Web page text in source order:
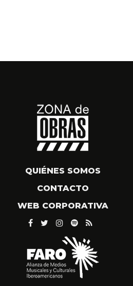
QUIÉNES SOMOS
CONTACTO
WEB CORPORATIVA